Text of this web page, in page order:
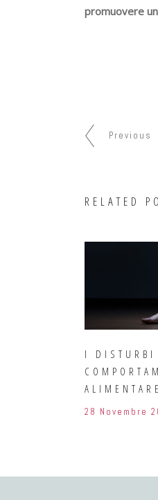
promuovere
Previous
RELATED
I DISTURBI
28 Novembre